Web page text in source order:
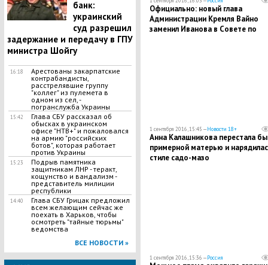
банк:
украинский
суд разрешил
задержание и передачу в ГПУ
министра Шойгу
16:18
Арестованы закарпатские
контрабандисты,
расстрелявшие группу
"коллег" из пулемета в
одном из сел, -
погранслужба Украины
15:42
Глава СБУ рассказал об
обысках в украинском
офисе "НТВ+" и пожаловался
на армию "российских
ботов", которая работает
против Украины
15:23
Подрыв памятника
защитникам ЛНР - теракт,
кощунство и вандализм -
представитель милиции
республики
14:40
Глава СБУ Грицак предложил
всем желающим сейчас же
поехать в Харьков, чтобы
осмотреть "тайные тюрьмы"
ведомства
ВСЕ НОВОСТИ »
Официально: новый глава
Администрации Кремля Вайно
заменил Иванова в Совете по
1 сентября 2016, 15:45 —Новости 18+
Анна Калашникова перестала
примерной матерью и
стиле садо-мазо
1 сентября 2016, 15:36 —Россия